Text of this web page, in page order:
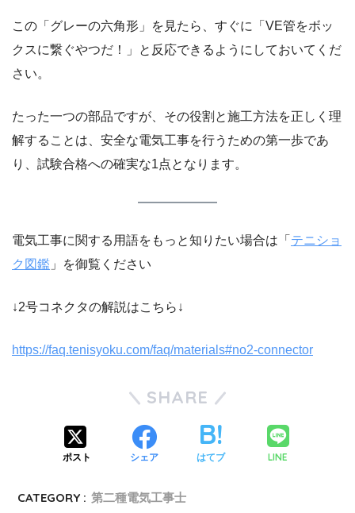
この「グレーの六角形」を見たら、すぐに「VE管をボッ
クスに繋ぐやつだ！」と反応できるようにしておいてくだ
さい。
たった一つの部品ですが、その役割と施工方法を正しく理
解することは、安全な電気工事を行うための第一歩であ
り、試験合格への確実な1点となります。
電気工事に関する用語をもっと知りたい場合は「 テニショ
ク図鑑 」を御覧ください
↓2号コネクタの解説はこちら↓
https://faq.tenisyoku.com/faq/materials#no2-connector
SHARE
ポスト シェア はてブ LINE
CATEGORY : 第二種電気工事士